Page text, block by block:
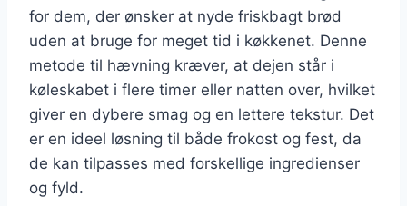
for dem, der ønsker at nyde friskbagt brød
uden at bruge for meget tid i køkkenet. Denne
metode til hævning kræver, at dejen står i
køleskabet i flere timer eller natten over, hvilket
giver en dybere smag og en lettere tekstur. Det
er en ideel løsning til både frokost og fest, da
de kan tilpasses med forskellige ingredienser
og fyld.